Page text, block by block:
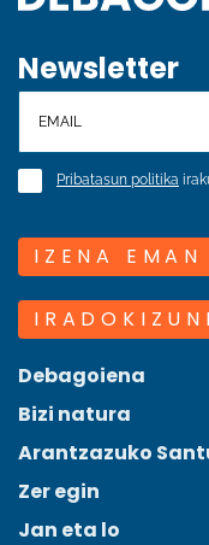
Newsletter
Pribatasun politika
IZENA EMAN
Debagoiena
Bizi natura
Arantzazuko
Zer egin
Jan eta lo